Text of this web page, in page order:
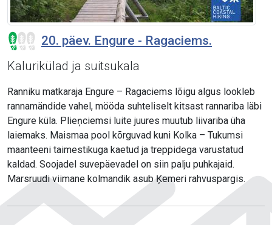
20. päev. Engure - Ragaciems.
Kalurikülad ja suitsukala
Ranniku matkaraja Engure – Ragaciems lõigu algus lookleb
rannamändide vahel, mööda suhteliselt kitsast rannariba läbi
Engure küla. Plieņciemsi luite juures muutub liivariba üha
laiemaks. Maismaa pool kõrguvad kuni Kolka – Tukumsi
maanteeni taimestikuga kaetud ja treppidega varustatud
kaldad. Soojadel suvepäevadel on siin palju puhkajaid.
Marsruudi viimane kolmandik asub Ķemeri rahvuspargis.